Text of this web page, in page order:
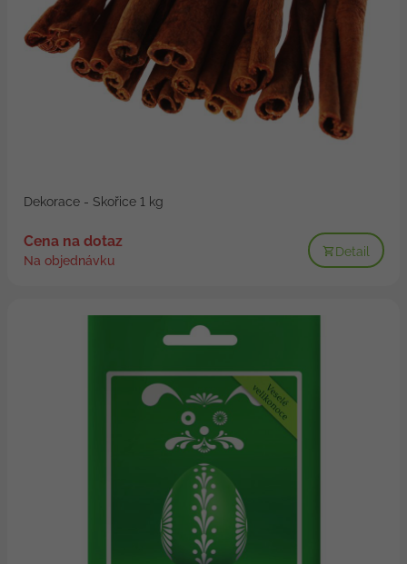
Dekorace - Skořice 1 kg
Cena na dotaz
Na objednávku
Detail